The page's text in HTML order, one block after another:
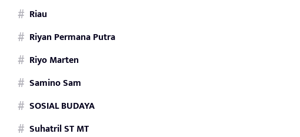
Riau
Riyan Permana Putra
Riyo Marten
Samino Sam
SOSIAL BUDAYA
Suhatril ST MT